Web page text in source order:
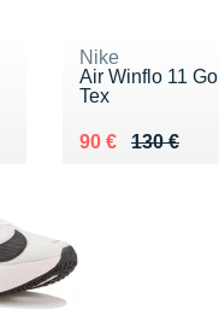
Nike
Air Winflo 11
Tex
130 €
Au lieu de 130
90 €
Vendu 90 €